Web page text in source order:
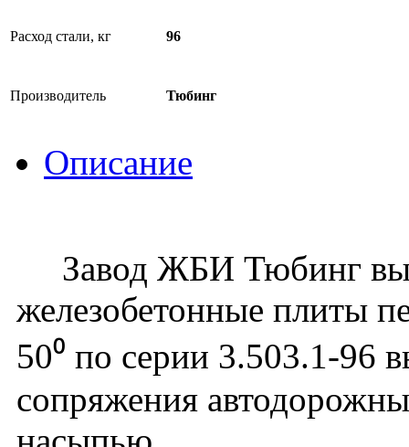
Расход стали, кг 96
Производитель Тюбинг
Описание
Завод ЖБИ Тюбинг
железобетонные плиты
50⁰ по серии 3.503.1-96
сопряжения